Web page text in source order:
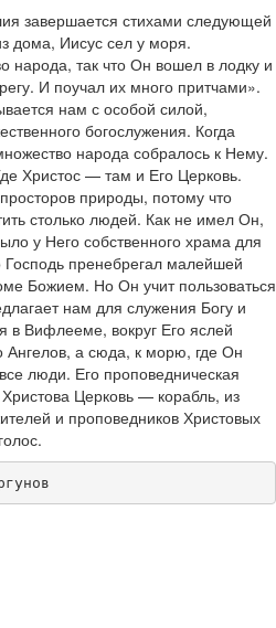
завершается стихами следующей
дома, Иисус сел у моря.
народа, так что Он вошел в лодку и
И поучал их много притчами».
нам с особой силой,
богослужения. Когда
народа собралось к Нему.
Христос — там и Его Церковь.
природы, потому что
столько людей. Как не имел Он,
у Него собственного храма для
Господь пренебрегал малейшей
Божием. Но Он учит пользоваться
нам для служения Богу и
в Вифлееме, вокруг Его яслей
Ангелов, а сюда, к морю, где Он
люди. Его проповедническая
Церковь — корабль, из
и проповедников Христовых